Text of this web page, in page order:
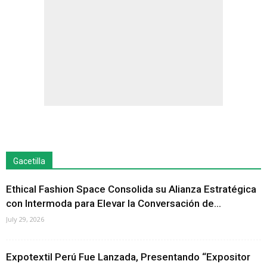
Gacetilla
Ethical Fashion Space Consolida su Alianza Estratégica
con Intermoda para Elevar la Conversación de...
July 29, 2026
Expotextil Perú Fue Lanzada, Presentando “Expositor